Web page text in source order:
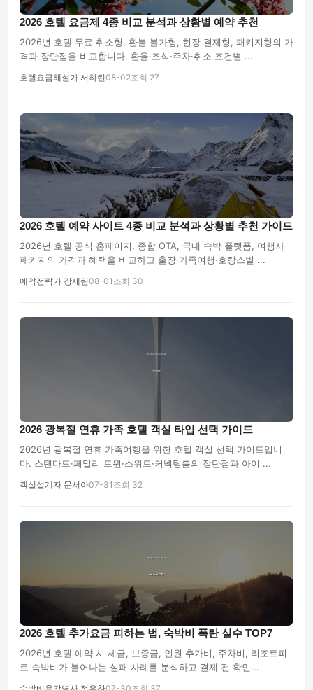
2026 호텔 요금제 4종 비교 분석과 상황별 예약 추천
2026년 호텔 무료 취소형, 환불 불가형, 현장 결제형, 패키지형의 가
격과 장단점을 비교합니다. 환율·조식·주차·취소 조건별 ...
호텔요금해설가 서하린08-02조회 27
2026 호텔 예약 사이트 4종 비교 분석과 상황별 추천 가이드
2026년 호텔 공식 홈페이지, 종합 OTA, 국내 숙박 플랫폼, 여행사
패키지의 가격과 혜택을 비교하고 출장·가족여행·호캉스별 ...
예약전략가 강세린08-01 조회 30
2026 광복절 연휴 가족 호텔 객실 타입 선택 가이드
2026년 광복절 연휴 가족여행을 위한 호텔 객실 선택 가이드입니
다. 스탠다드·패밀리 트윈·스위트·커넥팅룸의 장단점과 아이 ...
객실설계자 문서아07-31 조회 32
2026 호텔 추가요금 피하는 법, 숙박비 폭탄 실수 TOP7
2026년 호텔 예약 시 세금, 보증금, 인원 추가비, 주차비, 리조트피
로 숙박비가 불어나는 실패 사례를 분석하고 결제 전 확인...